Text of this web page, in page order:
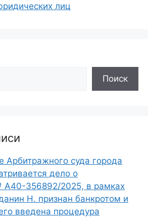
лиц
Поиск
Арбитражного суда города
дело о
А40-356892/2025, в рамках
Н. признан банкротом и
введена процедура